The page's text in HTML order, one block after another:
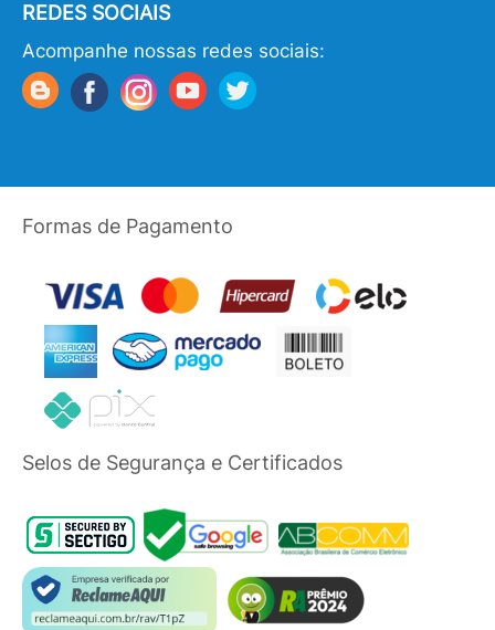
REDES SOCIAIS
Acompanhe nossas redes sociais:
Formas de Pagamento
Selos de Segurança e Certificados